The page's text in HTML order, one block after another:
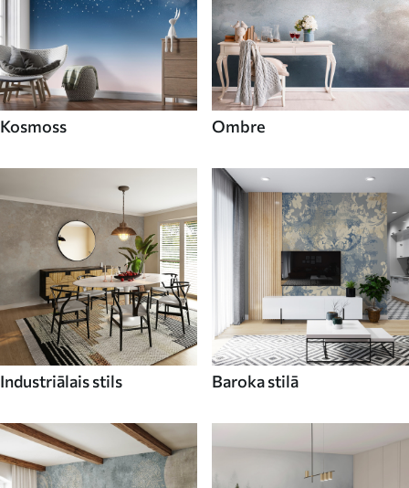
Kosmoss Ombre
Industriālais stils Baroka stilā